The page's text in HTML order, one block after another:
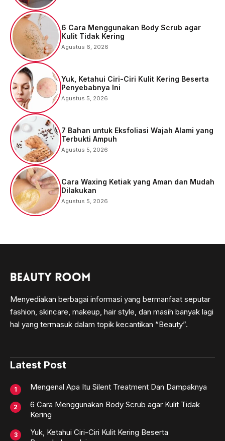
6 Cara Menggunakan Body Scrub agar
Kulit Tidak Kering
Agustus 6, 2026
Yuk, Ketahui Ciri-Ciri Kulit Kering Beserta
Penyebabnya Ini
Agustus 5, 2026
7 Bahan untuk Eksfoliasi Wajah Alami yang
Terbukti Ampuh
Agustus 5, 2026
Cara Waxing Ketiak yang Aman dan Mudah
Dilakukan
Agustus 5, 2026
Menyediakan berbagai informasi yang bermanfaat seputar
fashion, skincare, makeup, hair style, dan masih banyak lagi
hal yang termasuk dalam topik kecantikan “Beauty”.
Latest Post
Mengenal Apa Itu Silent Treatment Dan Dampaknya
6 Cara Menggunakan Body Scrub agar Kulit Tidak
Kering
Yuk, Ketahui Ciri-Ciri Kulit Kering Beserta